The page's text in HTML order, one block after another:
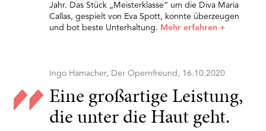
Jahr. Das Stück „Meisterklasse“ um die Diva Maria
Callas, gespielt von Eva Spott, konnte überzeugen
und bot beste Unterhaltung. Mehr erfahren +
Ingo Hamacher, Der Opernfreund, 16.10.2020
Eine großartige Leistung,
die unter die Haut geht.